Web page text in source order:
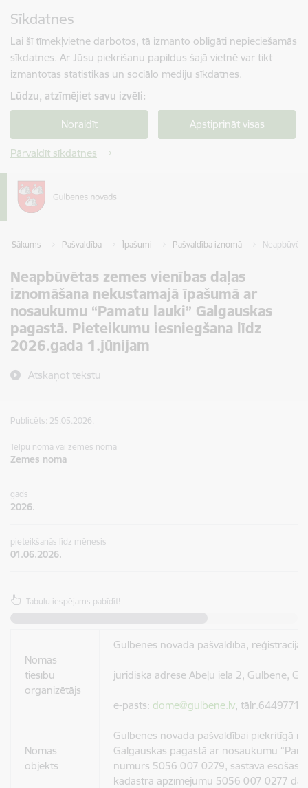
Sīkdatnes
Lai šī tīmekļvietne darbotos, tā izmanto obligāti nepieciešamās
sīkdatnes. Ar Jūsu piekrišanu papildus šajā vietnē var tikt
izmantotas statistikas un sociālo mediju sīkdatnes.
Lūdzu, atzīmējiet savu izvēli:
Noraidīt Apstiprināt visas
Pārvaldīt sīkdatnes
Sākums Pašvaldība Īpašumi Pašvaldība iznomā
Neapbūvētas zemes vienības daļas
iznomāšana nekustamajā īpašumā ar
nosaukumu “Pamatu lauki” Galgauskas
pagastā. Pieteikumu iesniegšana līdz
2026.gada 1.jūnijam
Atskaņot tekstu
Publicēts: 25.05.2026.
Telpu noma vai zemes noma
Zemes noma
gads
2026.
pieteikšanās līdz mēnesis
01.06.2026.
Tabulu iespējams pabīdīt!
Nomas
tiesību
organizētājs
Gulbenes novada pašvaldība,
juridiskā adrese Ābeļu iela 2, Gulbene,
e-pasts: dome@gulbene.lv, tālr.64497710
Nomas
objekts
Gulbenes novada pašvaldībai piekritīgā
Galgauskas pagastā ar nosaukumu
numurs 5056 007 0279, sastāvā esošās
kadastra apzīmējumu 5056 007 0277